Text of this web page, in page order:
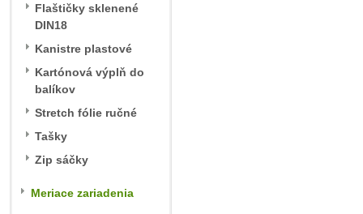
Flaštičky sklenené
DIN18
Kanistre plastové
Kartónová výplň do
balíkov
Stretch fólie ručné
Tašky
Zip sáčky
Meriace zariadenia